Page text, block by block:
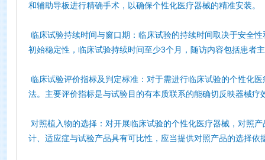
和辅助导板进行精确手术，以确保个性化医疗器械的精准安装。
临床试验持续时间与窗口期：临床试验的持续时间取决于安全
初始稳定性，临床试验持续时间至少3个月，随访内容包括患者
临床试验评价指标及判定标准：对于需进行临床试验的个性化
法。主要评价指标是与试验目的有本质联系的能确切反映器械
对照植入物的选择：对开展临床试验的个性化医疗器械，对照
计、适应症与试验产品具有可比性，应当提供对照产品的选择依